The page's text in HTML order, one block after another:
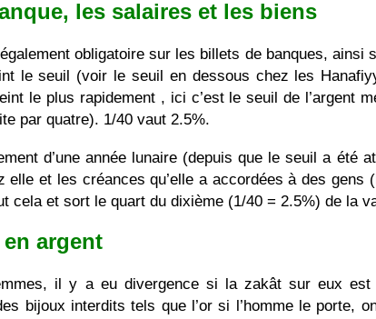
les salaires et les biens
obligatoire sur les billets de banques, ainsi
le seuil (voir le seuil en dessous chez les
le plus rapidement , ici c’est le seuil de l’argent
par quatre). 1/40 vaut 2.5%.
d’une année lunaire (depuis que le seuil a été
et les créances qu’elle a accordées à des gens
cela et sort le quart du dixième (1/40 = 2.5%) de la
argent
il y a eu divergence si la zakât sur eux
bijoux interdits tels que l’or si l’homme le porte,